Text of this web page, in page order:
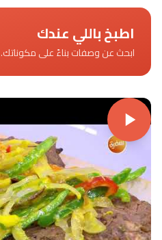
اطبخ باللي عندك
ابحث عن وصفات بناءً على مكوناتك.